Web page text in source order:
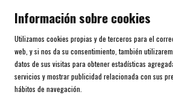
Carrer de l'Aurora, 80 (Plaça
Telf. 93 805 00 75
AVISO LEGAL Y POLÍTICA DE
Información sobre cookies
Utilizamos cookies propias y de terceros para el
web, y si nos da su consentimiento, también
datos de sus visitas para obtener estadísticas
servicios y mostrar publicidad relacionada con sus
hábitos de navegación.